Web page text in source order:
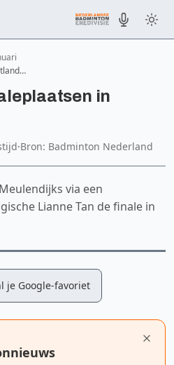
in
·Bron: Badminton Nederland
via een
Lianne Tan de finale in
je Google-favoriet